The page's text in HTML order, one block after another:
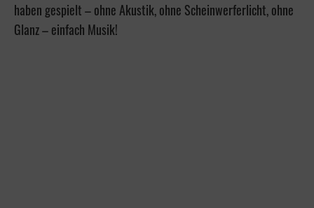
haben gespielt – ohne Akustik, ohne Scheinwerferlicht, ohne
Glanz – einfach Musik!